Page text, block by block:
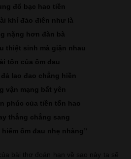
đổ bạc hao tiền
khí đảo điên như là
nặng hơn đàn bà
thiệt sinh mà giận nhau
tốn của ốm đau
lao đao chẳng hiền
vận mạng bất yên
phúc của tiền tốn hao
thẳng chẳng sang
ốm đau nhẹ nhàng”
bài thơ đoán hạn về sao này ta sẽ